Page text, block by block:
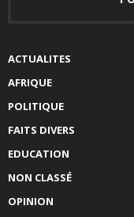
ACTUALITES
AFRIQUE
POLITIQUE
FAITS DIVERS
EDUCATION
NON CLASSÉ
OPINION